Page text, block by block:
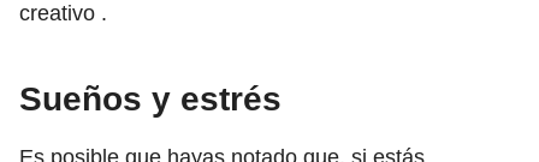
creativo .
Sueños y estrés
Es posible que hayas notado que, si estás